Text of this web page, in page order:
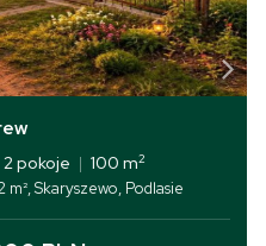
2 pokoje | 100 m2
m², Skaryszewo, Podlasie